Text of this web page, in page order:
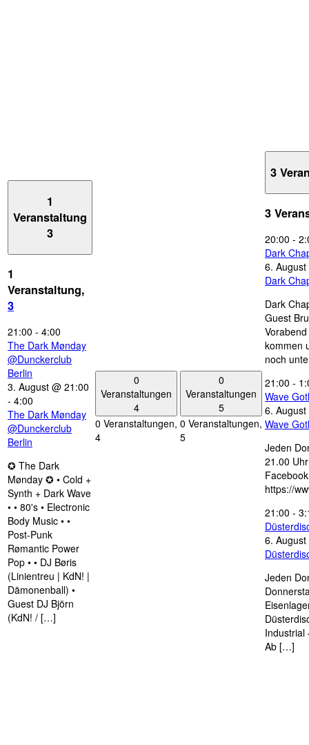
1
Veranstaltung
3
1
Veranstaltung,
3
21:00 - 4:00
The Dark Mønday
@Dunckerclub
Berlin
3. August @ 21:00
- 4:00
The Dark Mønday
@Dunckerclub
Berlin
✪ The Dark
Mønday ✪ • Cold +
Synth + Dark Wave
• • 80's • Electronic
Body Music • •
Post-Punk
Rømantic Power
Pop • • DJ Børis
(Linientreu | KdN! |
Dämonenball) •
Guest DJ Björn
(KdN! / […]
0
Veranstaltungen
4
0 Veranstaltungen,
4
0
Veranstaltungen
5
0 Veranstaltungen,
5
3
3
20:00 -
Dark
6.
Dark
Dark
Guest
kommen
noch
21:00 -
Wave
6.
Wave
Jeden
21.00
https://
21:00 -
6.
Jeden
Industrial
Ab […]